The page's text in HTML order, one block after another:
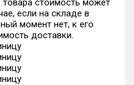
стоимость может
если на складе в
момент нет, к его
доставки.